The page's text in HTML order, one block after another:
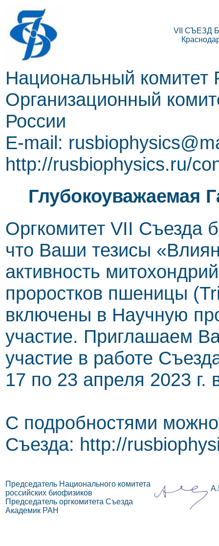
VII СЪЕЗД
Национальный комитет
Организационный
России
E-mail:
http://rusbiophysics.ru/
Глубокоуважаемая
Оргкомитет VII Съезда
что Ваши тезисы
активность
проростков пшеницы
включены в Научную
участие. Приглашаем
участие в работе
17 по 23 апреля 2023 г.
С подробностями
Съезда: http://
Председатель Национального комитета
российских биофизиков
Председатель оргкомитета Съезда
Академик РАН